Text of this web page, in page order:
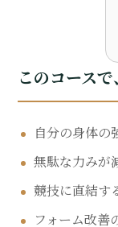
このコース
自分の身体の
無駄な力みが
競技に直結す
フォーム改善